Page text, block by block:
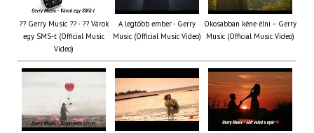
?? Gerry Music ?? - ?? Várok
egy SMS-t (Official Music
Video)
A legtöbb ember - Gerry
Music (Official Music Video)
Okosabban kéne élni – Gerry
Music (Official Music Video)